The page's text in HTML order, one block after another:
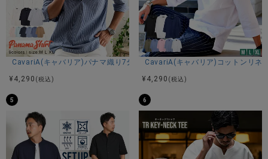
CavariA(キャバリア)パナマ織り7分袖カプリシャツ/全9色
¥ 4,290 (税込)
CavariA(キャバリア)コットンリネ
¥ 4,290 (税込)
5 6